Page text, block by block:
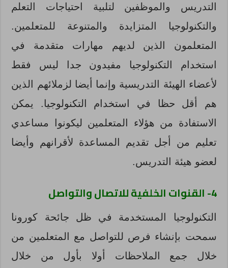
التدريس والموظفين لتلبية احتياجات التعلم
والتكنولوجيا المتزايدة والمتنوعة للمتعلمين.
المتعلمون الذين لديهم مهارات متقدمة في
استخدام التكنولوجيا مفيدون جدا ليس فقط
لأعضاء الهيئة التدريسية وإنما أيضا لزملائهم الذين
هم أقل حظا في استخدام التكنولوجيا. يمكن
الاستفادة من هؤلاء المتعلمين ليكونوا مساعدي
تعليم من أجل تقديم المساعدة لأقرانهم وأيضا
لعضو هيئة التدريس.
4- القنوات الخلفية للاتصال والتواصل
التكنولوجيا المستخدمة في ظل جائحة كورونا
سمحت بإنشاء فرص للتواصل مع المتعلمين من
خلال جمع الملاحظات أولا بأول من خلال